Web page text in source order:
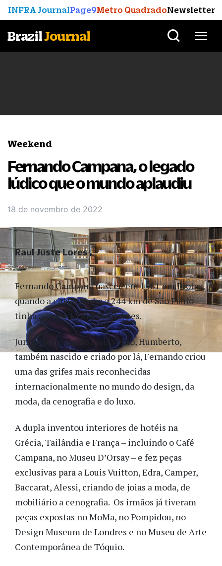
INFRA JournalPage9Metro QuadradoNewsletter
BrazilJournal
Weekend
Fernando Campana, o legado
lúdico que o mundo aplaudiu
18 de novembro de 2022
Fernando Campana nasceu em 1961 em Brotas,
quando a cidadezinha a 244 km de São Paulo
tinha apenas 13 mil habitantes.
Junto com o irmão mais velho, Humberto,
também nascido e criado por lá, Fernando criou
uma das grifes mais reconhecidas
internacionalmente no mundo do design, da
moda, da cenografia e do luxo.
A dupla inventou interiores de hotéis na
Grécia, Tailândia e França – incluindo o Café
Campana, no Museu D’Orsay – e fez peças
exclusivas para a Louis Vuitton, Edra, Camper,
Baccarat, Alessi, criando de joias a moda, de
mobiliário a cenografia. Os irmãos já tiveram
peças expostas no MoMa, no Pompidou, no
Design Museum de Londres e no Museu de Arte
Contemporânea de Tóquio.
Raul Juste Lores